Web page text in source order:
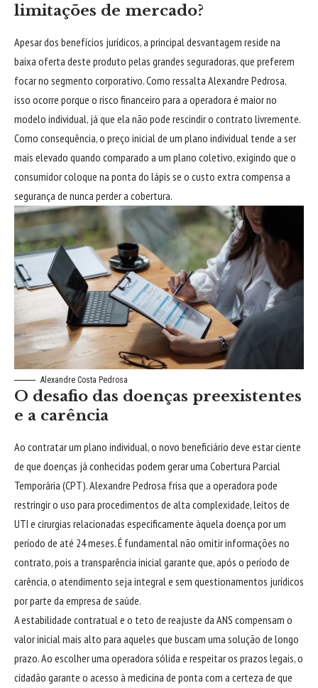
limitações de mercado?
Apesar dos benefícios jurídicos, a principal desvantagem reside na
baixa oferta deste produto pelas grandes seguradoras, que preferem
focar no segmento corporativo. Como ressalta Alexandre Pedrosa,
isso ocorre porque o risco financeiro para a operadora é maior no
modelo individual, já que ela não pode rescindir o contrato livremente.
Como consequência, o preço inicial de um plano individual tende a ser
mais elevado quando comparado a um plano coletivo, exigindo que o
consumidor coloque na ponta do lápis se o custo extra compensa a
segurança de nunca perder a cobertura.
Alexandre Costa Pedrosa
O desafio das doenças preexistentes
e a carência
Ao contratar um plano individual, o novo beneficiário deve estar ciente
de que doenças já conhecidas podem gerar uma Cobertura Parcial
Temporária (CPT). Alexandre Pedrosa frisa que a operadora pode
restringir o uso para procedimentos de alta complexidade, leitos de
UTI e cirurgias relacionadas especificamente àquela doença por um
período de até 24 meses. É fundamental não omitir informações no
contrato, pois a transparência inicial garante que, após o período de
carência, o atendimento seja integral e sem questionamentos jurídicos
por parte da empresa de saúde.
A estabilidade contratual e o teto de reajuste da ANS compensam o
valor inicial mais alto para aqueles que buscam uma solução de longo
prazo. Ao escolher uma operadora sólida e respeitar os prazos legais, o
cidadão garante o acesso à medicina de ponta com a certeza de que